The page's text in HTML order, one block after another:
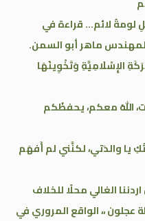
لومةُ لائم… قراءة في
ماهر أبو السمن.
الإِسْلَامِيَّةِ وَتَخْوِينُهَا
اللهُ معكم، يحفظُكم
يا والدَتي، لكنَّني لم أَفهَم
الغالي محلًا للخلاف
،، الواقع المروري في